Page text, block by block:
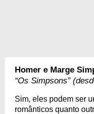
Homer e Marge
“Os Simpsons”
Sim, eles podem ser
românticos quanto